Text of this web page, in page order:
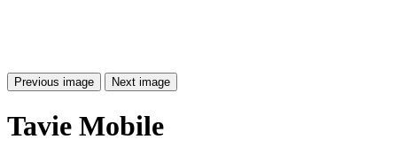
Previous image Next image
Tavie Mobile